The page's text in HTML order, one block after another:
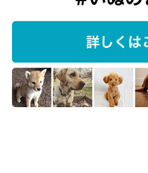
▶
▶富士丸な日々
▶DeLoreans-shop